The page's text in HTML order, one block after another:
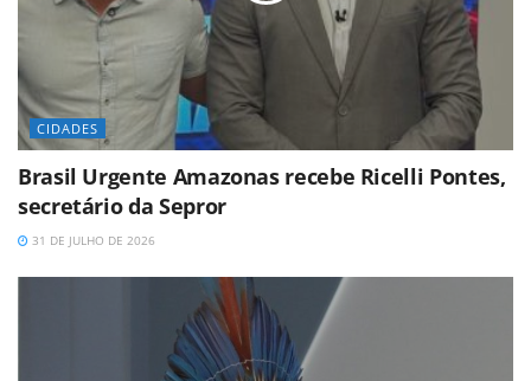
CIDADES
Brasil Urgente Amazonas recebe Ricelli Pontes,
secretário da Sepror
31 DE JULHO DE 2026